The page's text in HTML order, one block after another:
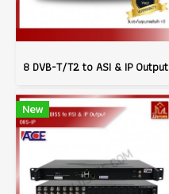
8 DVB-T/T2 to ASI & IP Output
New